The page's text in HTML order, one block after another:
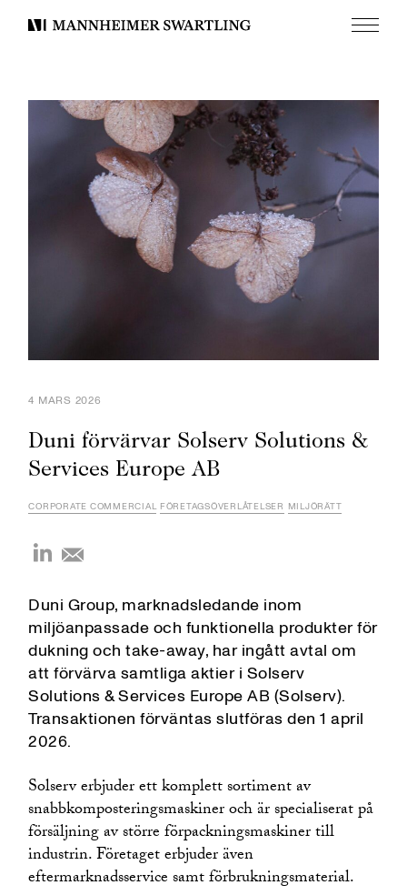
Mannheimer
Meny
4 MARS 2026
Duni förvärvar Solserv Solutions &
Services Europe AB
CORPORATE COMMERCIAL FÖRETAGSÖVERLÅTELSER MILJÖRÄTT
Duni Group, marknadsledande inom
miljöanpassade och funktionella produkter för
dukning och take-away, har ingått avtal om
att förvärva samtliga aktier i Solserv
Solutions & Services Europe AB (Solserv).
Transaktionen förväntas slutföras den 1 april
2026.
Solserv erbjuder ett komplett sortiment av
snabbkomposteringsmaskiner och är specialiserat på
försäljning av större förpackningsmaskiner till
industrin. Företaget erbjuder även
eftermarknadsservice samt förbrukningsmaterial.